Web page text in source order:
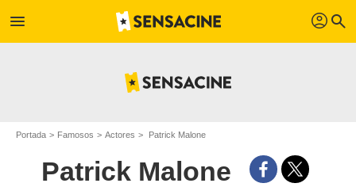
menu profil search
Portada Famosos Actores Patrick Malone
Patrick Malone